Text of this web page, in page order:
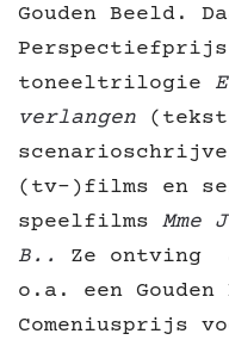
Gouden Beeld.
toneeltrilogie
verlangen
(tv-)films en
speelfilms Mme
B..
Ze ontving
o.a. een
Comeniusprijs